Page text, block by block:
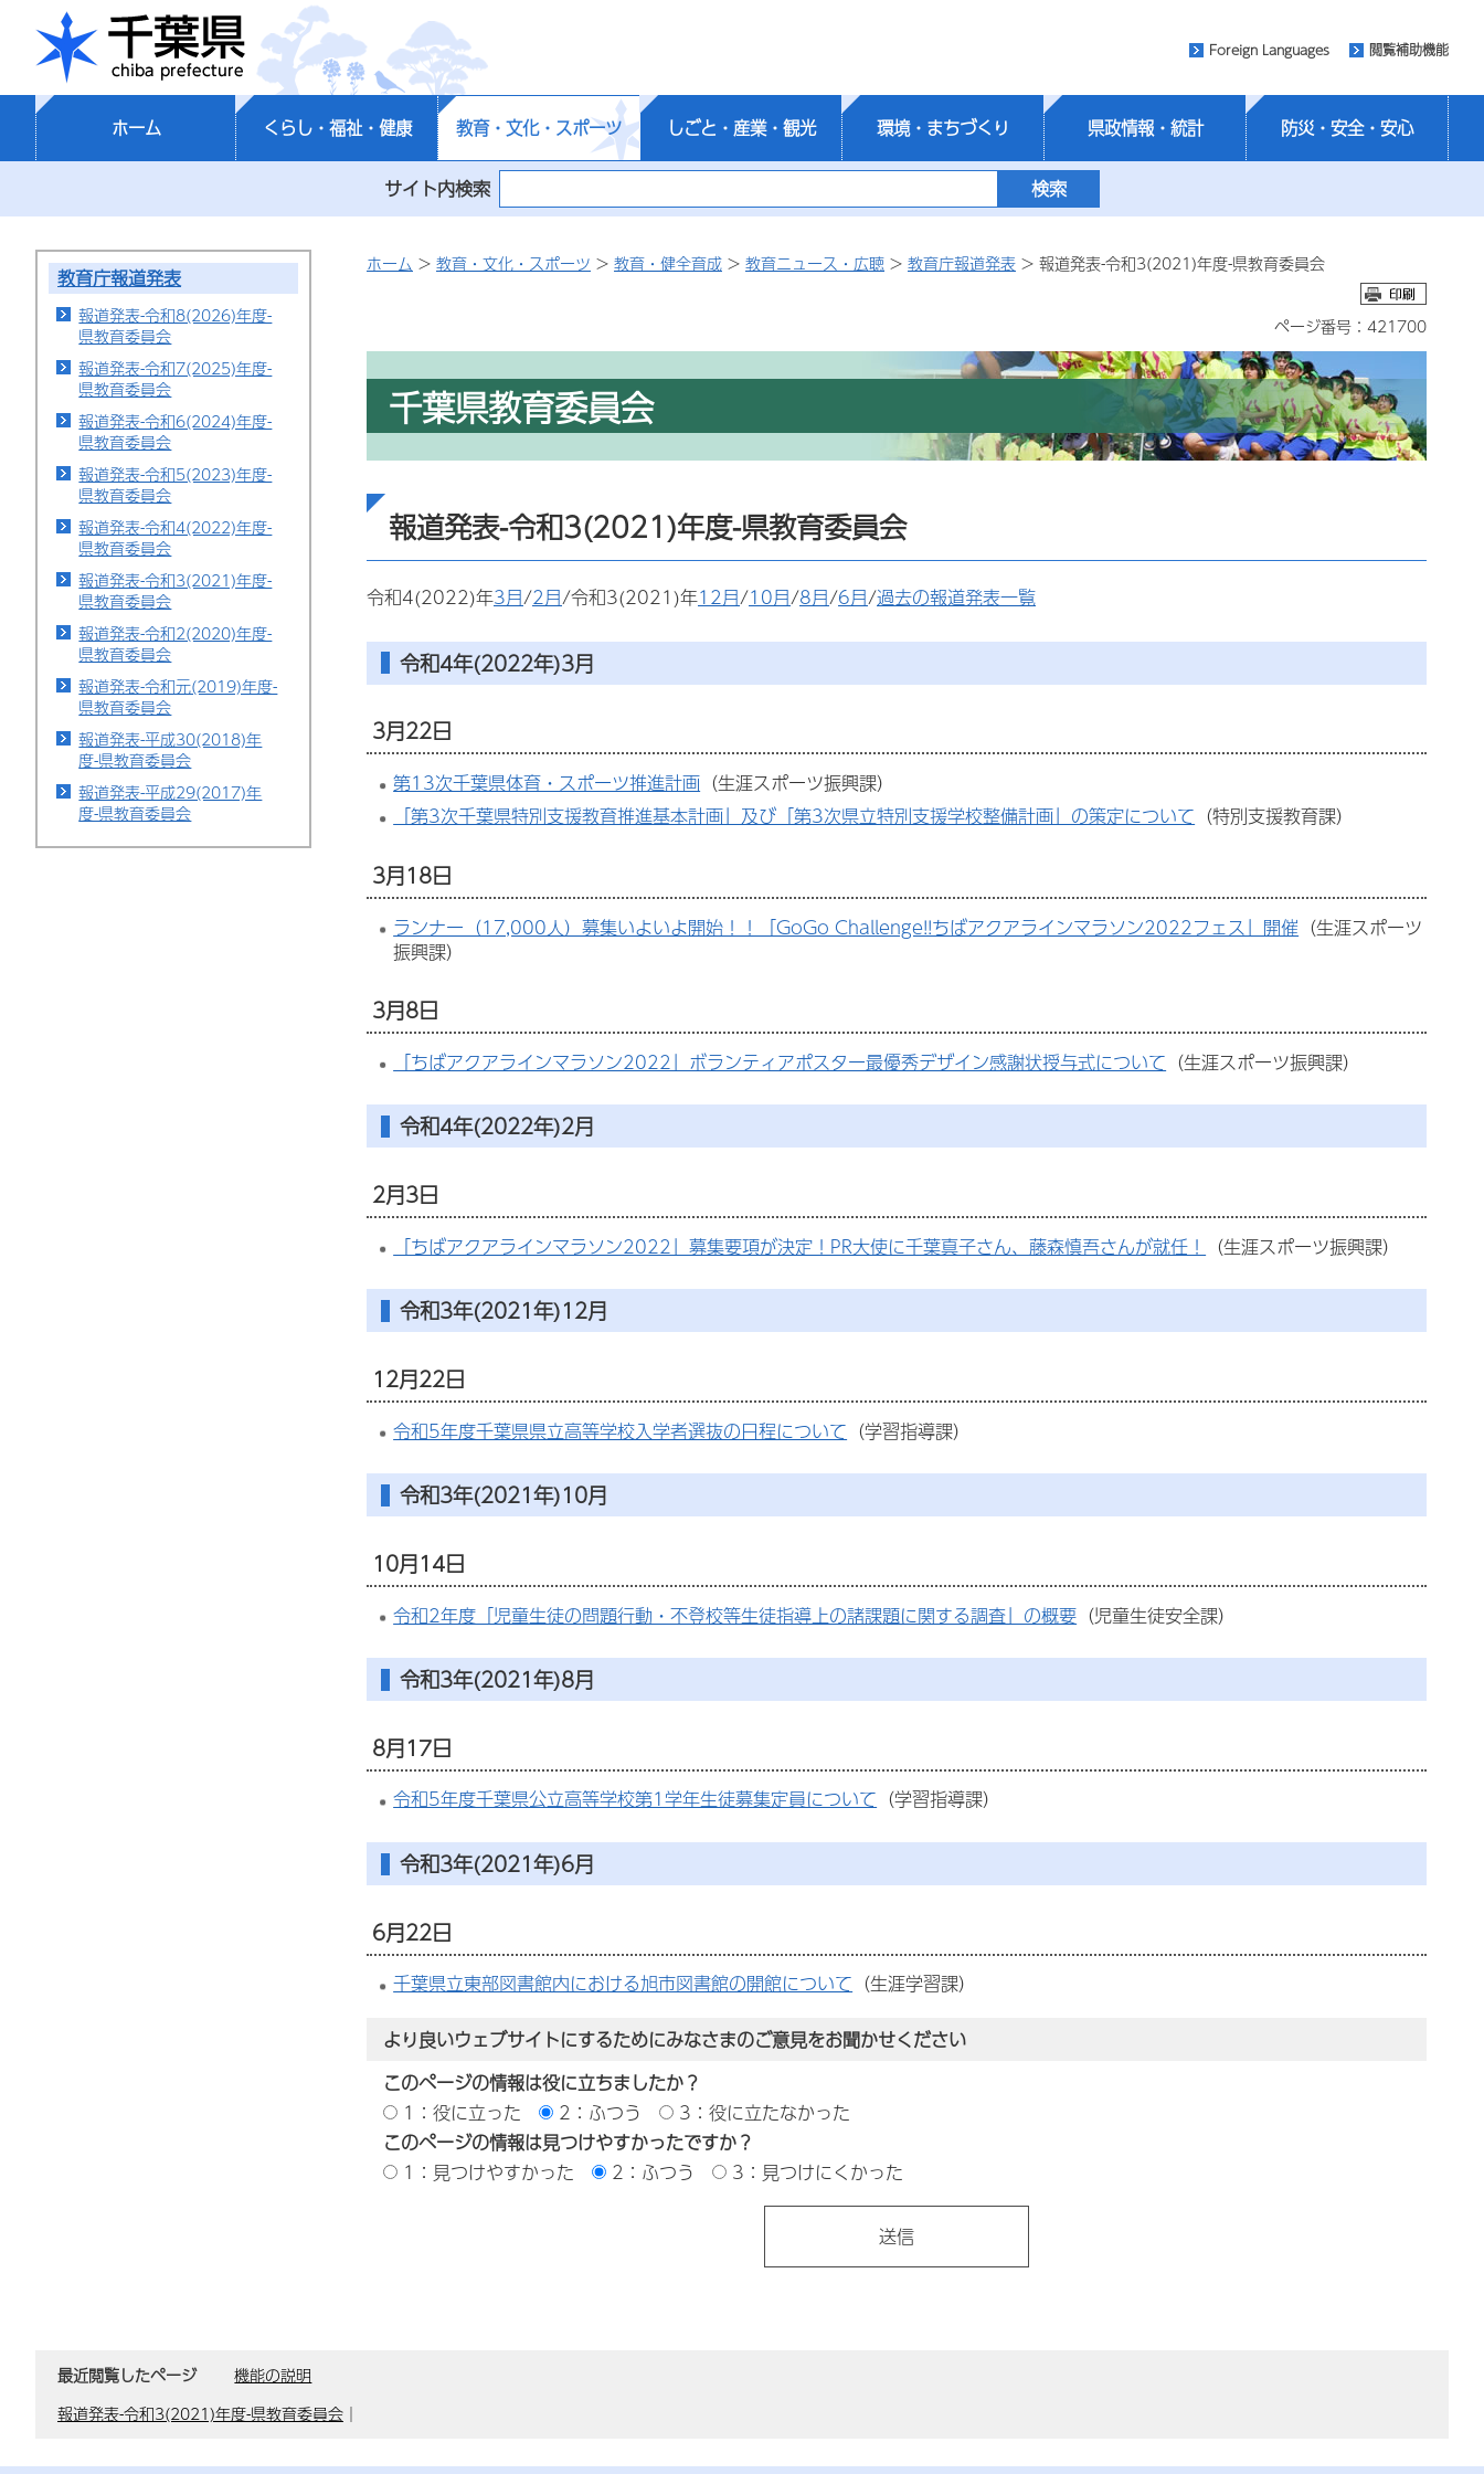
千葉県
Foreign Languages 閲覧補助機能
ホーム くらし・福祉・健康 教育・文化・スポーツ しごと・産業・観光 環境・まちづくり 県政情報・統計 防災・安全・安心
サイト内検索
教育庁報道発表
報道発表-令和8(2026)年度-
県教育委員会
報道発表-令和7(2025)年度-
県教育委員会
報道発表-令和6(2024)年度-
県教育委員会
報道発表-令和5(2023)年度-
県教育委員会
報道発表-令和4(2022)年度-
県教育委員会
報道発表-令和3(2021)年度-
県教育委員会
報道発表-令和2(2020)年度-
県教育委員会
報道発表-令和元(2019)年度-
県教育委員会
報道発表-平成30(2018)年
度-県教育委員会
報道発表-平成29(2017)年
度-県教育委員会
ホーム > 教育・文化・スポーツ > 教育・健全育成 > 教育ニュース・広聴 > 教育庁報道発表 > 報道発表-令和3(2021)年度-県教育委員会
ページ番号：421700
千葉県教育委員会
報道発表-令和3(2021)年度-県教育委員会
令和4(2022)年3月/2月/令和3(2021)年12月/10月/8月/6月/過去の報道発表一覧
令和4年(2022年)3月
3月22日
第13次千葉県体育・スポーツ推進計画 （生涯スポーツ振興課）
「第3次千葉県特別支援教育推進基本計画」及び「第3次県立特別支援学校整備計画」の策定について （特別支援教育課）
3月18日
ランナー（17,000人）募集いよいよ開始！！「GoGo Challenge!!ちばアクアラインマラソン2022フェス」開催 （生涯スポーツ
振興課）
3月8日
「ちばアクアラインマラソン2022」ボランティアポスター最優秀デザイン感謝状授与式について （生涯スポーツ振興課）
令和4年(2022年)2月
2月3日
「ちばアクアラインマラソン2022」募集要項が決定！PR大使に千葉真子さん、藤森慎吾さんが就任！ （生涯スポーツ振興課）
令和3年(2021年)12月
12月22日
令和5年度千葉県県立高等学校入学者選抜の日程について （学習指導課）
令和3年(2021年)10月
10月14日
令和2年度「児童生徒の問題行動・不登校等生徒指導上の諸課題に関する調査」の概要 （児童生徒安全課）
令和3年(2021年)8月
8月17日
令和5年度千葉県公立高等学校第1学年生徒募集定員について （学習指導課）
令和3年(2021年)6月
6月22日
千葉県立東部図書館内における旭市図書館の開館について （生涯学習課）
より良いウェブサイトにするためにみなさまのご意見をお聞かせください
このページの情報は役に立ちましたか？
1：役に立った
2：ふつう
3：役に立たなかった
このページの情報は見つけやすかったですか？
1：見つけやすかった
2：ふつう 3：見つけにくかった
最近閲覧したページ
機能の説明
報道発表-令和3(2021)年度-県教育委員会 ｜